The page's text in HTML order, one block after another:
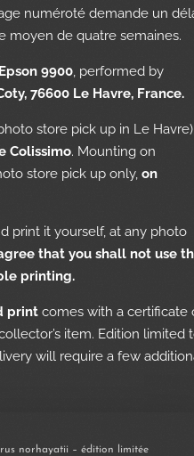
numéroté demande un
moyen de quatre semaines.
Epson 9900 , performed by
76600 Le Havre, France.
store pick up in Le
Colissimo. Mounting on
store pick up only, on
print it yourself, at any photo
that you shall not use
printing.
print comes with a certificate
item. Edition limited
will require a few
norhayatii – édition limitée